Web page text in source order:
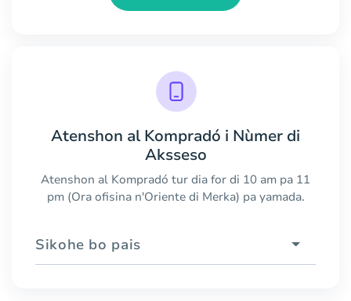
Atenshon al Kompradó i Nùmer di
Aksseso
Atenshon al Kompradó tur dia for di 10 am pa 11
pm (Ora ofisina n'Oriente di Merka) pa yamada.
Sikohe bo pais